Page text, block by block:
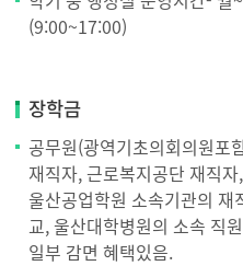
출
류
(9:00~17:00)
장학금
공무원(광역기초의회의원포
재직자, 근로복지공단 재직
울산공업학원 소속기관의
교, 울산대학병원의 소속 직
일부 감면 혜택있음.